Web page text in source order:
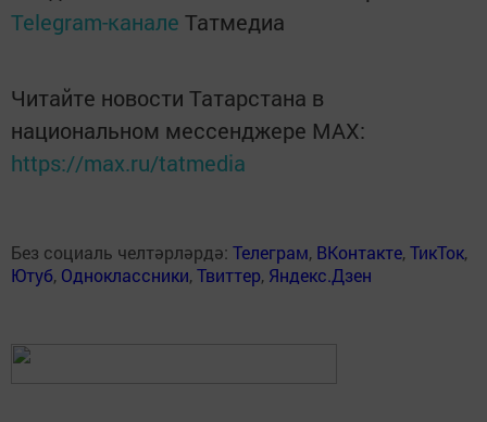
Telegram-канале Татмедиа
Читайте новости Татарстана в
национальном мессенджере MАХ:
https://max.ru/tatmedia
Без социаль челтәрләрдә: Телеграм, ВКонтакте,ТикТок,
Ютуб, Одноклассники,Твиттер, Яндекс.Дзен